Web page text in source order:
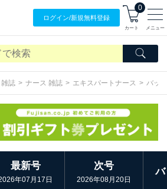
ログイン/新規無料登録
0
カート メニュー
誌 ナース 雑誌 エキスパートナース バッ
最新号
年07月17日
次号
2026年08月20日